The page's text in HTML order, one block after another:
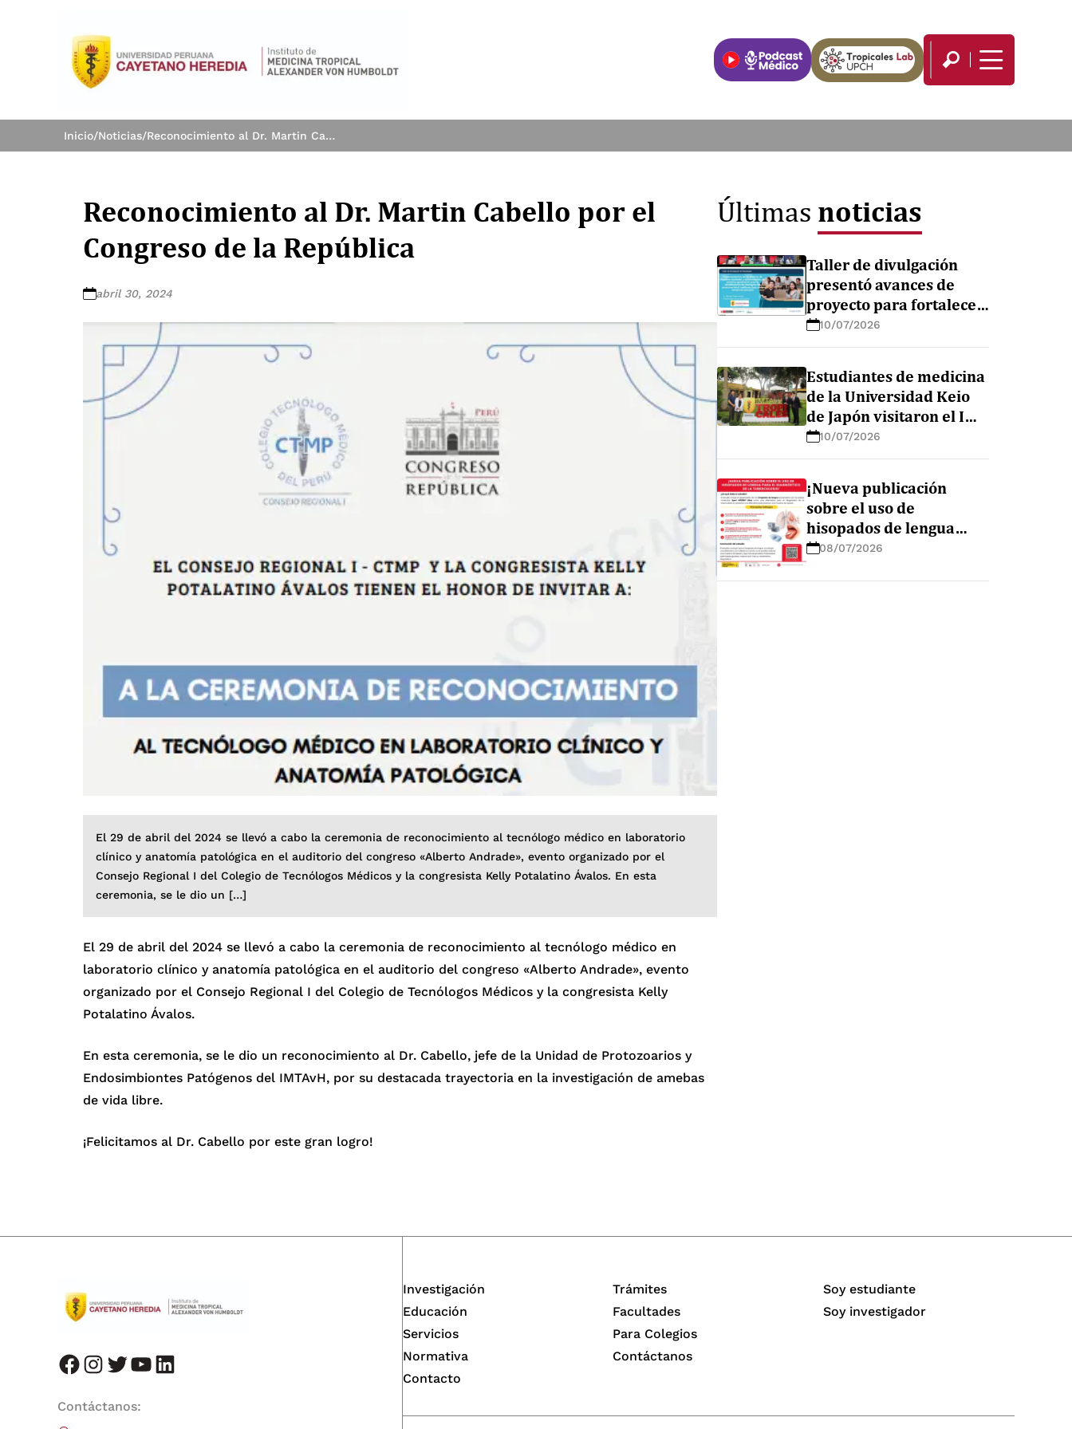
Inicio/Noticias/ Reconocimiento al Dr. Martin Cabello por el Congreso de la República
Reconocimiento al Dr. Martin Cabello por el
Congreso de la República
abril 30, 2024
El 29 de abril del 2024 se llevó a cabo la ceremonia de reconocimiento al tecnólogo médico en laboratorio
clínico y anatomía patológica en el auditorio del congreso «Alberto Andrade», evento organizado por el
Consejo Regional I del Colegio de Tecnólogos Médicos y la congresista Kelly Potalatino Ávalos. En esta
ceremonia, se le dio un […]
El 29 de abril del 2024 se llevó a cabo la ceremonia de reconocimiento al tecnólogo médico en
laboratorio clínico y anatomía patológica en el auditorio del congreso «Alberto Andrade», evento
organizado por el Consejo Regional I del Colegio de Tecnólogos Médicos y la congresista Kelly
Potalatino Ávalos.
En esta ceremonia, se le dio un reconocimiento al Dr. Cabello, jefe de la Unidad de Protozoarios y
Endosimbiontes Patógenos del IMTAvH, por su destacada trayectoria en la investigación de amebas
de vida libre.
¡Felicitamos al Dr. Cabello por este gran logro!
Últimas noticias
Taller de divulgación
presentó avances de
proyecto para fortalecer
el diagnóstico de
enfermedades febriles
10/07/2026
Estudiantes de medicina
de la Universidad Keio
de Japón visitaron el IMT
AvH para conocer sus
líneas de investigación
10/07/2026
¡Nueva publicación
sobre el uso de
hisopados de lengua
para el diagnóstico de la
08/07/2026
facebook instagram twitter youtube LinkedIn
Contáctanos:
Investigación
Educación
Servicios
Normativa
Contacto
Trámites
Facultades
Para Colegios
Contáctanos
Soy estudiante
Soy investigador